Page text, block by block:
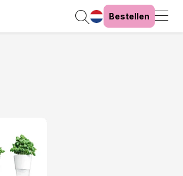
Bestellen